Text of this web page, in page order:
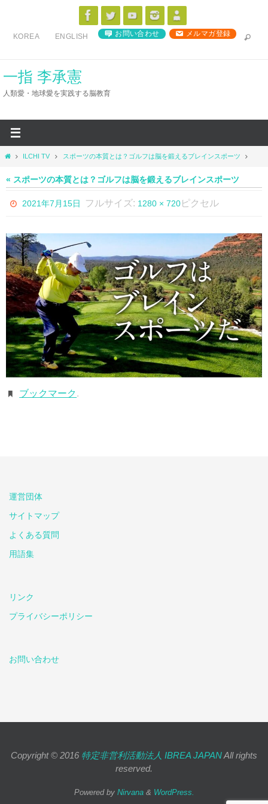
ス
KOREA ENGLISH お問い合わせ メルマガ登録
一指 李承憲
人類愛・地球愛を実践する脳教育
ホ
ム
ILCHI TV スポーツの本質とは？ゴルフは脳を鍛えるブレインスポーツ
« スポーツの本質とは？ゴルフは脳を鍛えるブレインスポーツ
2021年7月15日 フルサイズ: 1280 × 720ピクセル
ブックマーク .
運営団体
サイトマップ
よくある質問
用語集
リンク
プライバシーポリシー
お問い合わせ
Copyright © 2016 特定非営利活動法人 IBREA JAPANAll rights
reserved.
Powered by Nirvana& WordPress.